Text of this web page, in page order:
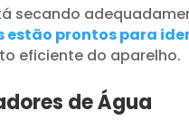
secando
estão prontos para
eficiente do aparelho.
de Água